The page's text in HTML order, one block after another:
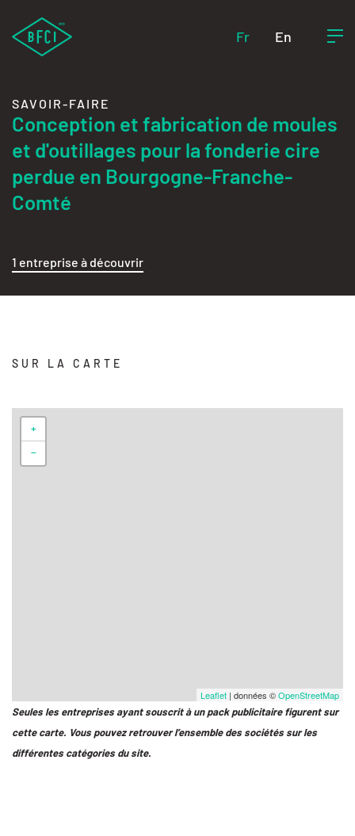
Fr En
SAVOIR-FAIRE
Conception et fabrication de moules
et d'outillages pour la fonderie cire
perdue en Bourgogne-Franche-
Comté
1 entreprise à découvrir
SUR LA CARTE
+
−
Leaflet | données ©OpenStreetMap
Seules les entreprises ayant souscrit à un pack publicitaire figurent sur
cette carte. Vous pouvez retrouver l’ensemble des sociétés sur les
différentes catégories du site.